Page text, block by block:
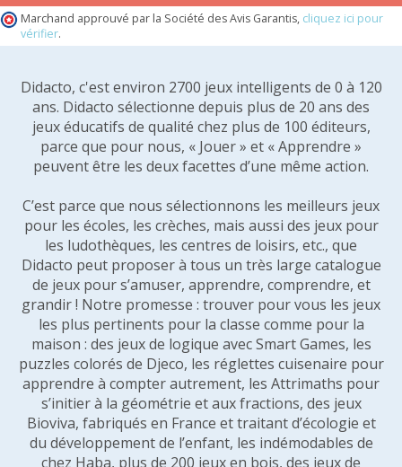
Marchand approuvé par la Société des Avis Garantis, cliquez ici pour
vérifier.
Didacto, c'est environ 2700 jeux intelligents de 0 à 120
ans. Didacto sélectionne depuis plus de 20 ans des
jeux éducatifs de qualité chez plus de 100 éditeurs,
parce que pour nous, « Jouer » et « Apprendre »
peuvent être les deux facettes d’une même action.
C’est parce que nous sélectionnons les meilleurs jeux
pour les écoles, les crèches, mais aussi des jeux pour
les ludothèques, les centres de loisirs, etc., que
Didacto peut proposer à tous un très large catalogue
de jeux pour s’amuser, apprendre, comprendre, et
grandir ! Notre promesse : trouver pour vous les jeux
les plus pertinents pour la classe comme pour la
maison : des jeux de logique avec Smart Games, les
puzzles colorés de Djeco, les réglettes cuisenaire pour
apprendre à compter autrement, les Attrimaths pour
s’initier à la géométrie et aux fractions, des jeux
Bioviva, fabriqués en France et traitant d’écologie et
du développement de l’enfant, les indémodables de
chez Haba, plus de 200 jeux en bois, des jeux de